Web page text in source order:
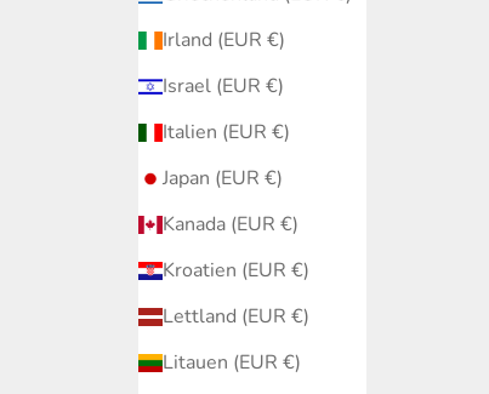
Irland (EUR €)
Israel (EUR €)
Italien (EUR €)
Japan (EUR €)
Kanada (EUR €)
Kroatien (EUR €)
Lettland (EUR €)
Litauen (EUR €)